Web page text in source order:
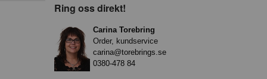
Ring oss direkt!
Carina Torebring
Order, kundservice
carina@torebrings.se
0380-478 84